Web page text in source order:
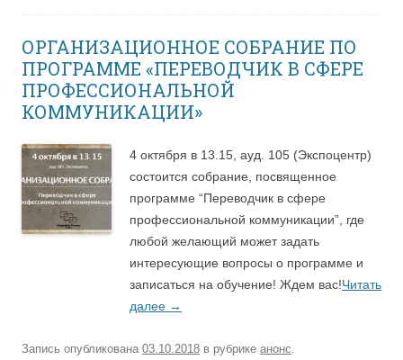
ОРГАНИЗАЦИОННОЕ СОБРАНИЕ ПО
ПРОГРАММЕ «ПЕРЕВОДЧИК В СФЕРЕ
ПРОФЕССИОНАЛЬНОЙ
КОММУНИКАЦИИ»
4 октября в 13.15, ауд. 105 (Экспоцентр)
состоится собрание, посвященное
программе “Переводчик в сфере
профессиональной коммуникации”, где
любой желающий может задать
интересующие вопросы о программе и
записаться на обучение! Ждем вас!Читать
далее →
Запись опубликована 03.10.2018 в рубрике анонс